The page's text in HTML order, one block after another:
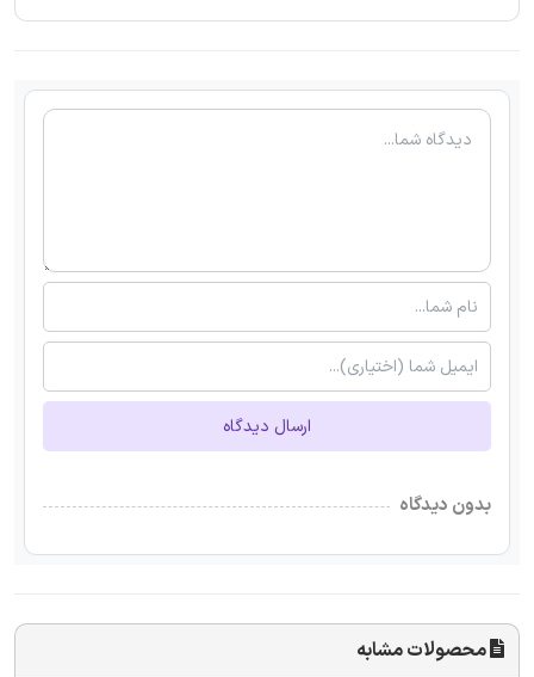
ارسال دیدگاه
بدون دیدگاه
محصولات مشابه